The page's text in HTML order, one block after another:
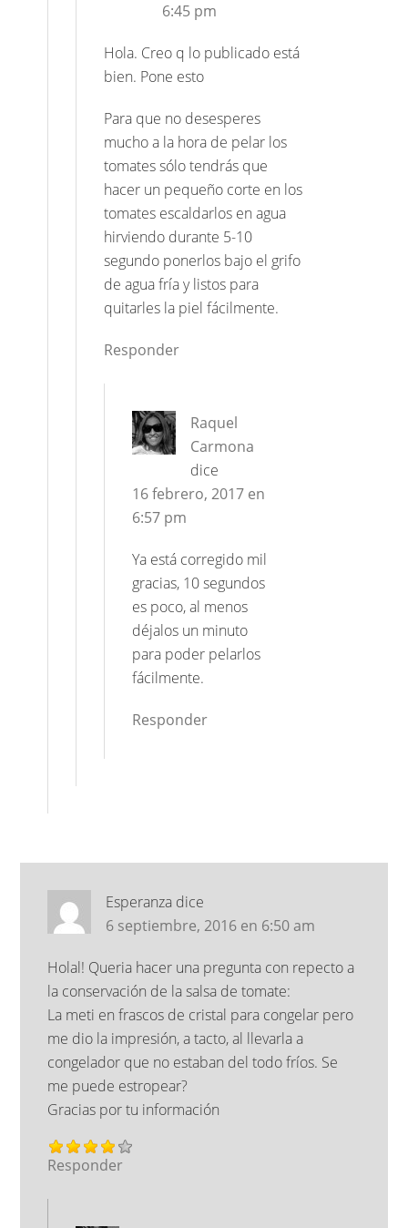
6:45 pm
Hola. Creo q lo publicado está
bien. Pone esto
Para que no desesperes
mucho a la hora de pelar los
tomates sólo tendrás que
hacer un pequeño corte en los
tomates escaldarlos en agua
hirviendo durante 5-10
segundo ponerlos bajo el grifo
de agua fría y listos para
quitarles la piel fácilmente.
Responder
Raquel
Carmona
dice
16 febrero, 2017 en
6:57 pm
Ya está corregido mil
gracias, 10 segundos
es poco, al menos
déjalos un minuto
para poder pelarlos
fácilmente.
Responder
Esperanza dice
6 septiembre, 2016 en 6:50 am
Holal! Queria hacer una pregunta con repecto a
la conservación de la salsa de tomate:
La meti en frascos de cristal para congelar pero
me dio la impresión, a tacto, al llevarla a
congelador que no estaban del todo fríos. Se
me puede estropear?
Gracias por tu información
Responder